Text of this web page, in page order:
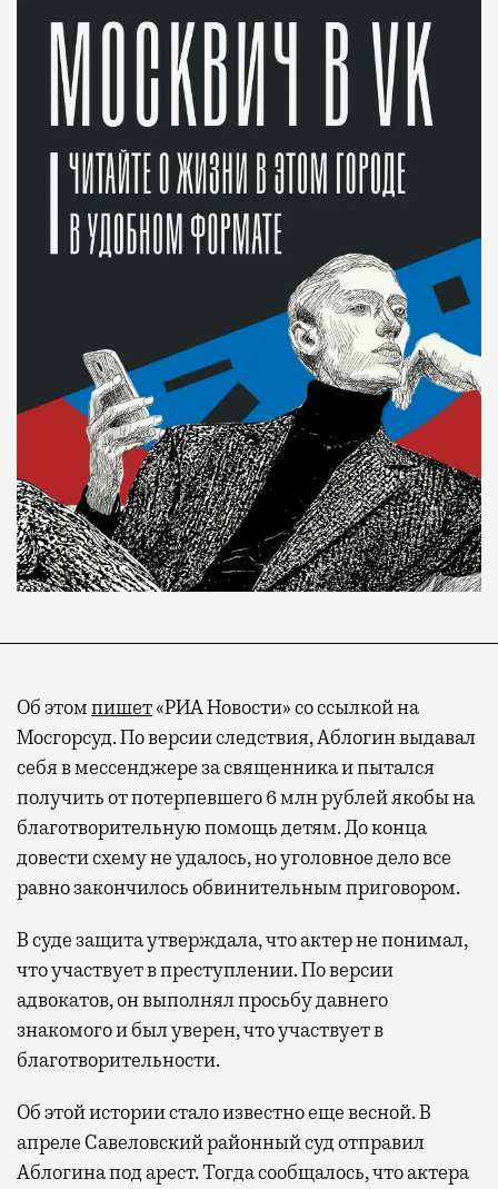
Об этомпишет«РИА Новости» со ссылкой на
Мосгорсуд. По версии следствия, Аблогин выдавал
себя в мессенджере за священника и пытался
получить от потерпевшего 6 млн рублей якобы на
благотворительную помощь детям. До конца
довести схему не удалось, но уголовное дело все
равно закончилось обвинительным приговором.
В суде защита утверждала, что актер не понимал,
что участвует в преступлении. По версии
адвокатов, он выполнял просьбу давнего
знакомого и был уверен, что участвует в
благотворительности.
Об этой истории стало известно еще весной. В
апреле Савеловский районный суд отправил
Аблогина под арест. Тогда сообщалось, что актера